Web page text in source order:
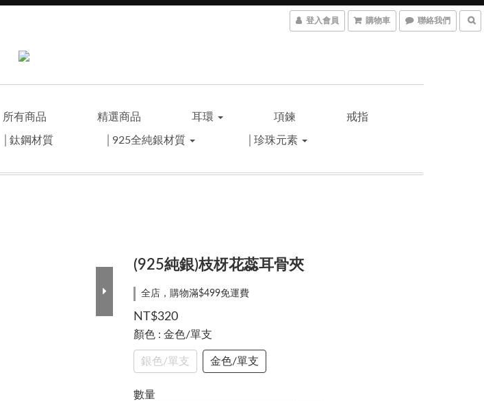
登入會員 購物車 聯絡我們
所有商品 精選商品 耳環 項鍊 戒指
│鈦鋼材質 │925全純銀材質 │珍珠元素
(925純銀)枝枒花蕊耳骨夾
全店，購物滿$499免運費
NT$320
顏色 : 金色/單支
銀色/單支 金色/單支
數量